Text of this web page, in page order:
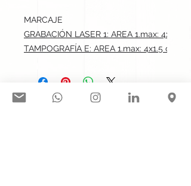
MARCAJE
GRABACIÓN LASER 1: AREA 1.max: 4x1.5 cm
TAMPOGRAFÍA E: AREA 1.max: 4x1.5 cm